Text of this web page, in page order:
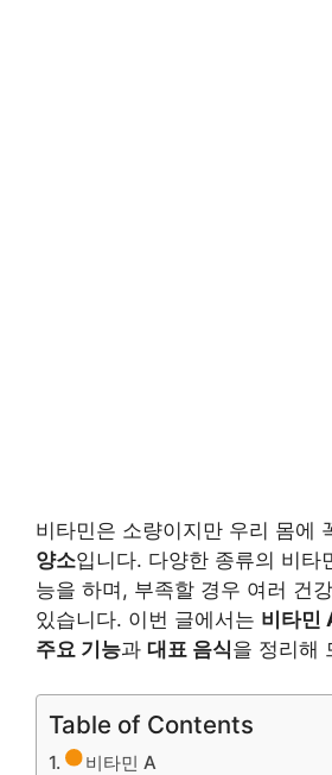
비타민은 소량이지만 우리 몸에
양소입니다. 다양한 종류의 비타
능을 하며, 부족할 경우 여러 건
있습니다. 이번 글에서는 비타민
주요 기능과 대표 음식을 정리해
Table of Contents
비타민 A